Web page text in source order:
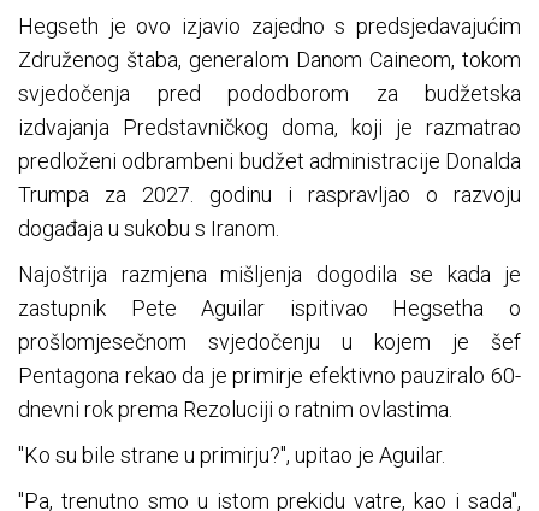
Hegseth je ovo izjavio zajedno s predsjedavajućim
Združenog štaba, generalom Danom Caineom, tokom
svjedočenja pred pododborom za budžetska
izdvajanja Predstavničkog doma, koji je razmatrao
predloženi odbrambeni budžet administracije Donalda
Trumpa za 2027. godinu i raspravljao o razvoju
događaja u sukobu s Iranom.
Najoštrija razmjena mišljenja dogodila se kada je
zastupnik Pete Aguilar ispitivao Hegsetha o
prošlomjesečnom svjedočenju u kojem je šef
Pentagona rekao da je primirje efektivno pauziralo 60-
dnevni rok prema Rezoluciji o ratnim ovlastima.
"Ko su bile strane u primirju?", upitao je Aguilar.
"Pa, ​​trenutno smo u istom prekidu vatre, kao i sada",